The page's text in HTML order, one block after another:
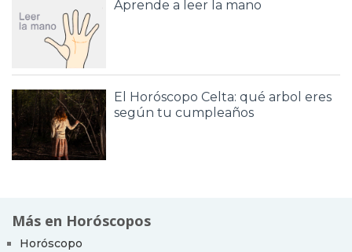
Aprende a leer la mano
El Horóscopo Celta: qué arbol eres
según tu cumpleaños
Más en Horóscopos
Horóscopo